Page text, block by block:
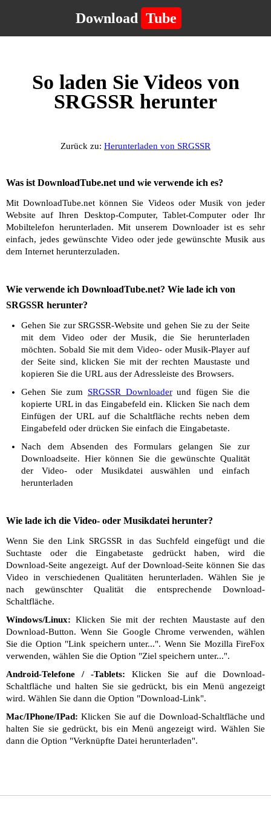
Download Tube
So laden Sie Videos von
SRGSSR herunter
Zurück zu: Herunterladen von SRGSSR
Was ist DownloadTube.net und wie verwende ich es?
Mit DownloadTube.net können Sie Videos oder Musik von jeder
Website auf Ihren Desktop-Computer, Tablet-Computer oder Ihr
Mobiltelefon herunterladen. Mit unserem Downloader ist es sehr
einfach, jedes gewünschte Video oder jede gewünschte Musik aus
dem Internet herunterzuladen.
Wie verwende ich DownloadTube.net? Wie lade ich von
SRGSSR herunter?
Gehen Sie zur SRGSSR-Website und gehen Sie zu der Seite
mit dem Video oder der Musik, die Sie herunterladen
möchten. Sobald Sie mit dem Video- oder Musik-Player auf
der Seite sind, klicken Sie mit der rechten Maustaste und
kopieren Sie die URL aus der Adressleiste des Browsers.
Gehen Sie zum SRGSSR Downloaderund fügen Sie die
kopierte URL in das Eingabefeld ein. Klicken Sie nach dem
Einfügen der URL auf die Schaltfläche rechts neben dem
Eingabefeld oder drücken Sie einfach die Eingabetaste.
Nach dem Absenden des Formulars gelangen Sie zur
Downloadseite. Hier können Sie die gewünschte Qualität
der Video- oder Musikdatei auswählen und einfach
herunterladen
Wie lade ich die Video- oder Musikdatei herunter?
Wenn Sie den Link SRGSSR in das Suchfeld eingefügt und die
Suchtaste oder die Eingabetaste gedrückt haben, wird die
Download-Seite angezeigt. Auf der Download-Seite können Sie das
Video in verschiedenen Qualitäten herunterladen. Wählen Sie je
nach gewünschter Qualität die entsprechende Download-
Schaltfläche.
Windows/Linux: Klicken Sie mit der rechten Maustaste auf den
Download-Button. Wenn Sie Google Chrome verwenden, wählen
Sie die Option "Link speichern unter...". Wenn Sie Mozilla FireFox
verwenden, wählen Sie die Option "Ziel speichern unter...".
Android-Telefone / -Tablets: Klicken Sie auf die Download-
Schaltfläche und halten Sie sie gedrückt, bis ein Menü angezeigt
wird. Wählen Sie dann die Option "Download-Link".
Mac/IPhone/IPad: Klicken Sie auf die Download-Schaltfläche und
halten Sie sie gedrückt, bis ein Menü angezeigt wird. Wählen Sie
dann die Option "Verknüpfte Datei herunterladen".